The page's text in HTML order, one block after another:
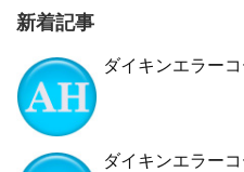
新着記事
ダイキンエラー
ダイキンエラー